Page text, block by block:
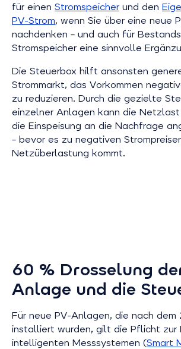
für einen Stromspeicher und den
PV-Strom, wenn Sie über eine neue
nachdenken – und auch für
Stromspeicher eine sinnvolle
Die Steuerbox hilft ansonsten
Strommarkt, das Vorkommen
zu reduzieren. Durch die gezielte
einzelner Anlagen kann die
die Einspeisung an die Nachfrage
– bevor es zu negativen
Netzüberlastung kommt.
60 % Drosselung
Anlage und die
Für neue PV-Anlagen, die nach dem
installiert wurden, gilt die Pflicht zur
intelligenten Messsystemen (Smart